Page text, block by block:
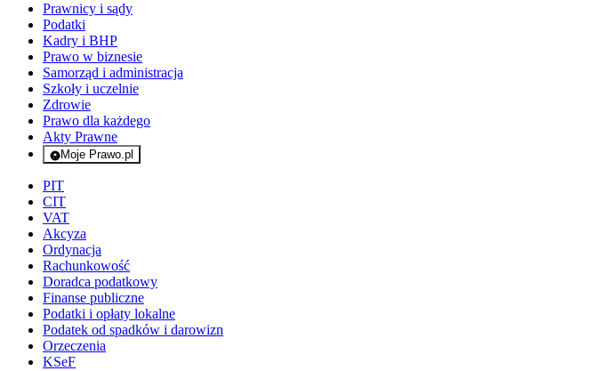
Prawnicy i sądy
Podatki
Kadry i BHP
Prawo w biznesie
Samorząd i administracja
Szkoły i uczelnie
Zdrowie
Prawo dla każdego
Akty Prawne
Moje Prawo.pl
- rejestracja i logowanie do serwisu
PIT
CIT
VAT
Akcyza
Ordynacja
Rachunkowość
Doradca podatkowy
Finanse publiczne
Podatki i opłaty lokalne
Podatek od spadków i darowizn
Orzeczenia
KSeF